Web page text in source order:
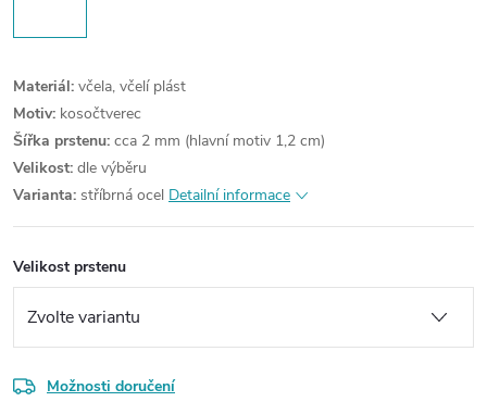
Materiál: včela, včelí plást
Motiv: kosočtverec
Šířka prstenu: cca 2 mm (hlavní motiv 1,2 cm)
Velikost: dle výběru
Varianta: stříbrná ocel Detailní informace
Velikost prstenu
Možnosti doručení